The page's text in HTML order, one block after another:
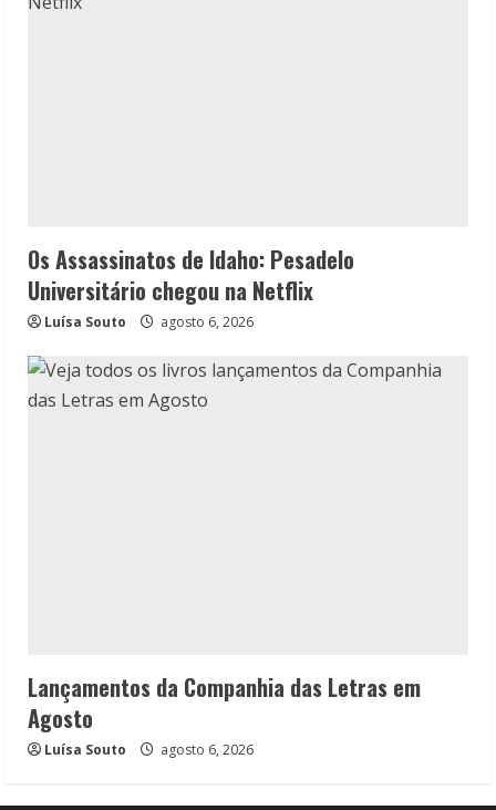
Os Assassinatos de Idaho: Pesadelo
Universitário chegou na Netflix
Luísa Souto agosto 6, 2026
Lançamentos da Companhia das Letras em
Agosto
Luísa Souto agosto 6, 2026